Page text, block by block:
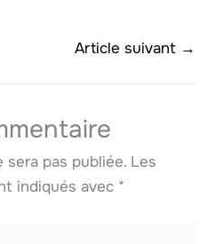
Article suivant →
sera pas publiée. Les
indiqués avec *